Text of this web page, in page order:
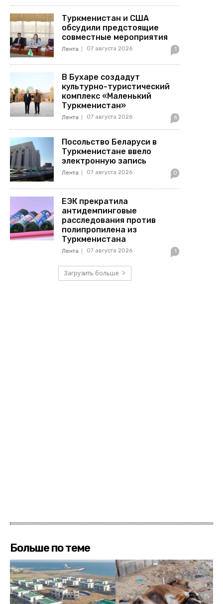
Туркменистан и США
обсудили предстоящие
совместные мероприятия
Лента 07 августа 2026 1
В Бухаре создадут
культурно-туристический
комплекс «Маленький
Туркменистан»
Лента 07 августа 2026 6
Посольство Беларуси в
Туркменистане ввело
электронную запись
Лента 07 августа 2026 0
ЕЭК прекратила
антидемпинговые
расследования против
полипропилена из
Туркменистана
Лента 07 августа 2026 1
Загрузить больше
Больше по теме